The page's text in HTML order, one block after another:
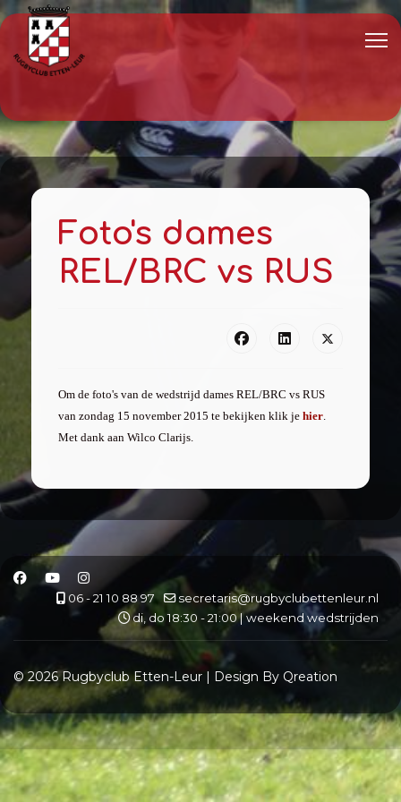
Foto's dames
REL/BRC vs RUS
Om de foto's van de wedstrijd dames REL/BRC vs RUS
van zondag 15 november 2015 te bekijken klik je hier.
Met dank aan Wilco Clarijs.
06 - 21 10 88 97
secretaris@rugbyclubettenleur.nl
di, do 18:30 - 21:00 | weekend wedstrijden
© 2026 Rugbyclub Etten-Leur | Design By Qreation